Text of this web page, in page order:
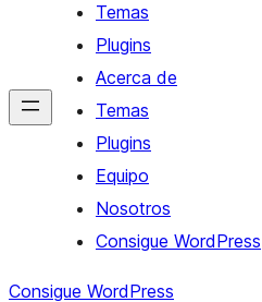
Temas
Plugins
Acerca de
Temas
Plugins
Equipo
Nosotros
Consigue WordPress
Consigue WordPress